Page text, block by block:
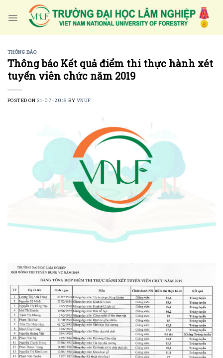
THÔNG BÁO
Thông báo Kết quả điểm thi thực hành xét
tuyển viên chức năm 2019
POSTED ON 31-07-2019 BY VNUF